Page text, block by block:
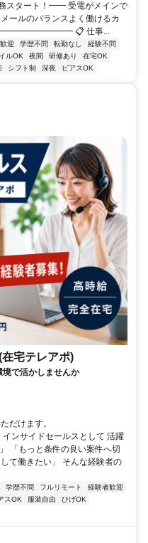
スタート！━━ 受電がメインで
ールのバランスよく働けるカ
📋 仕事...
迎 学歴不問 転勤なし
経験不問
ルOK 夜間 研修あり
在宅OK
シフト制 深夜 ピアスOK
宅テレアポ)
で活かしませんか
だけます。
ンサイドセールスとして 活躍
「もっと条件の良い案件へ切
て働きたい」 そんな経験者の
学歴不問 フルリモート
経験者歓迎
スOK 服装自由
ひげOK